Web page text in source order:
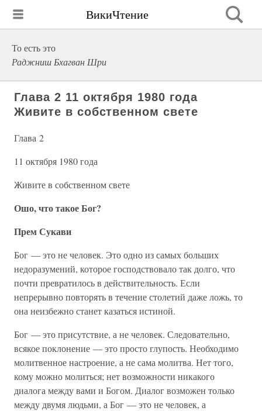
ВикиЧтение
То есть это
Раджниш Бхагван Шри
Глава 2 11 октября 1980 года
Живите в собственном свете
Глава 2
11 октября 1980 года
Живите в собственном свете
Ошо, что такое Бог?
Прем Сукави
Бог — это не человек. Это одно из самых больших
недоразумений, которое господствовало так долго, что
почти превратилось в действительность. Если
непрерывно повторять в течение столетий даже ложь, то
она неизбежно станет казаться истиной.
Бог — это присутствие, а не человек. Следовательно,
всякое поклонение — это просто глупость. Необходимо
молитвенное настроение, а не сама молитва. Нет того,
кому можно молиться; нет возможности никакого
диалога между вами и Богом. Диалог возможен только
между двумя людьми, а Бог — это не человек, а